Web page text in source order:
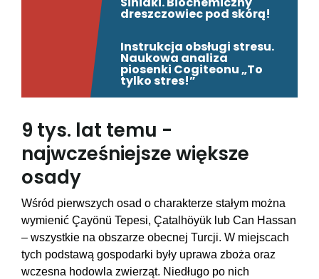
dreszczowiec pod skórą!
Instrukcja obsługi stresu.
Naukowa analiza
piosenki Cogiteonu „To
tylko stres!”
9 tys. lat temu -
najwcześniejsze większe
osady
Wśród pierwszych osad o charakterze stałym można
wymienić Çayönü Tepesi, Çatalhöyük lub Can Hassan
– wszystkie na obszarze obecnej Turcji. W miejscach
tych podstawą gospodarki były uprawa zboża oraz
wczesna hodowla zwierząt. Niedługo po nich